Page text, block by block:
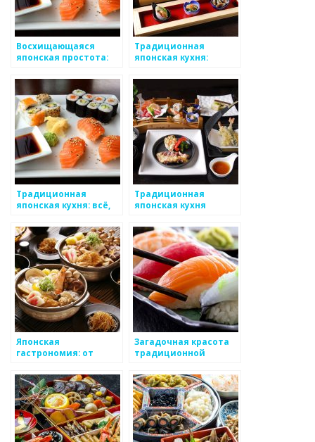
Восхищающаяся
японская простота:
гармония в
традиционной
японской кухне
Традиционная
японская кухня:
популярные блюда
Традиционная
японская кухня: всё,
японской
гастрономии
Традиционная
японская кухня
Японская
гастрономия: от
веяниям
Загадочная красота
традиционной